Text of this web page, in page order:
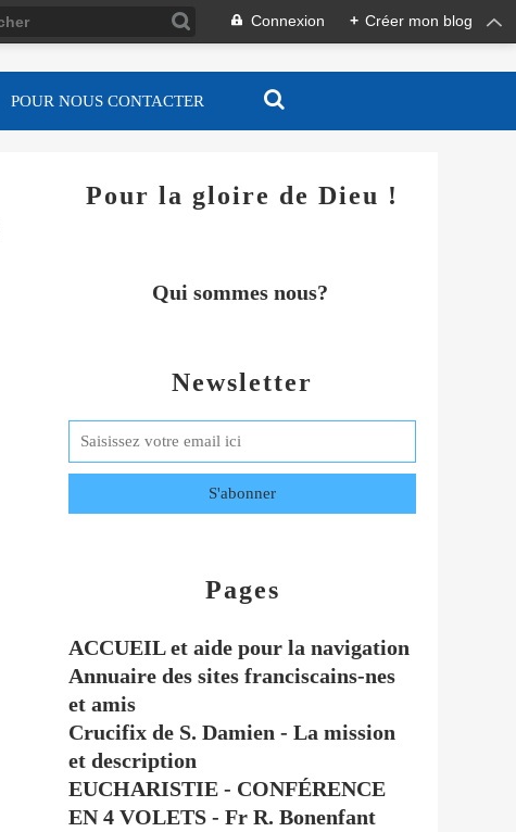
Connexion + Créer mon blog
POUR NOUS CONTACTER
Newsletter
Pages
ACCUEIL et aide pour la navigation
Annuaire des sites franciscains-nes
et amis
Crucifix de S. Damien - La mission
et description
EUCHARISTIE - CONFÉRENCE
EN 4 VOLETS - Fr R. Bonenfant
Pour la gloire de Dieu !
Qui sommes nous?